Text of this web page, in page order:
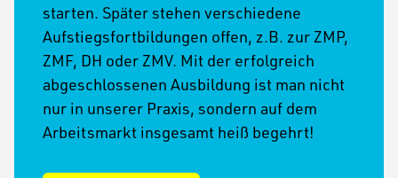
starten. Später stehen verschiedene
Aufstiegsfortbildungen offen, z.B. zur ZMP,
ZMF, DH oder ZMV. Mit der erfolgreich
abgeschlossenen Ausbildung ist man nicht
nur in unserer Praxis, sondern auf dem
Arbeitsmarkt insgesamt heiß begehrt!